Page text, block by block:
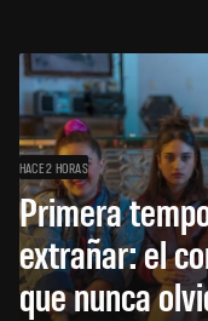
HACE 2 HORAS
Primera
extrañar: el
que nunca